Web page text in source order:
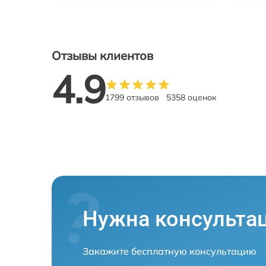
Отзывы клиентов
4.91799 отзывов 5358 оценок
Нужна
Закажите бесплатную консультацию